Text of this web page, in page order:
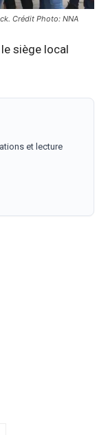
Crédit Photo: NNA
siège local
et lecture